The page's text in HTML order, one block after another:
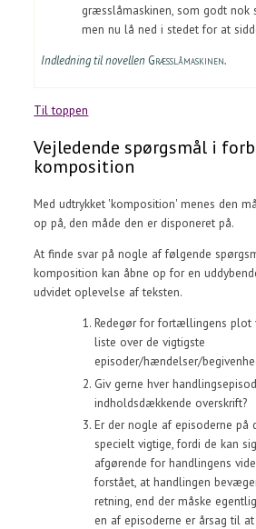
græsslåmaskinen, som godt nok
men nu lå ned i stedet for at
Indledning til novellen Græsslåmaskinen.
Til toppen
Vejledende spørgsmål i
komposition
Med udtrykket 'komposition' menes den
op på, den måde den er disponeret på.
At finde svar på nogle af følgende
komposition kan åbne op for en
udvidet oplevelse af teksten.
Redegør for fortællingens plot
liste over de vigtigste
episoder/hændelser/
Giv gerne hver
indholdsdækkende overskrift?
Er der nogle af episoderne på
specielt vigtige, fordi de kan
afgørende for handlingens
forstået, at handlingen
retning, end der måske
en af episoderne er årsag til